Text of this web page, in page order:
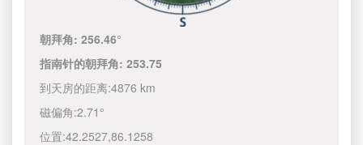
朝拜角:256.46°
指南针的朝拜角:253.75
到天房的距离:4876 km
磁偏角:2.71°
位置:42.2527,86.1258